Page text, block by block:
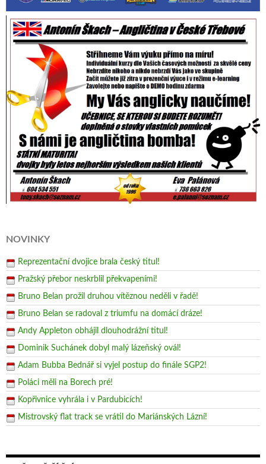
NOVINKY
Reprezentační dvojice brala český titul!
Pražský přebor neskrblil překvapeními!
Bruno Belan prožil druhou vítěznou neděli v řadě!
Bruno Belan se radoval z triumfu na domácí dráze!
Andy Appleton obhájil dlouhodrážní titul!
Dominik Suchánek dobyl malý lázeňský ovál!
Adam Bubba Bednář si vyjel postup do finále SGP2!
Poláci měli na Borech pré!
Kopřivnice vyhrála i v Pardubicích!
Mistrovský flat track se vrátil do Mariánských Lázní!